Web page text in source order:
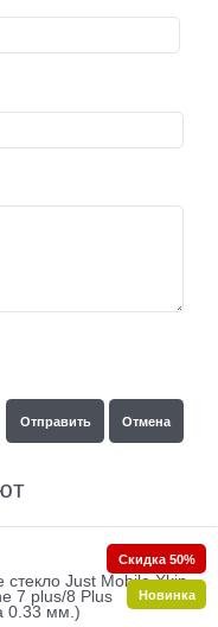
стекло Just Mobile Xkin
7 plus/8 Plus
0.33 мм.)
Скидка 50%
Новинка